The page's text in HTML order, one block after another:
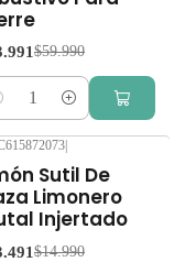
$59.990
Sutil De
Limonero
Injertado
$14.990